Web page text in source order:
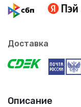
Доставка
Описание